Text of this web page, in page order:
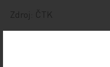
Zdroj: ČTK